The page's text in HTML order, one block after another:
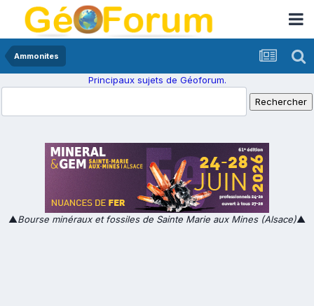
Ammonites
Principaux sujets de Géoforum.
▲Bourse minéraux et fossiles de Sainte Marie aux Mines (Alsace)▲